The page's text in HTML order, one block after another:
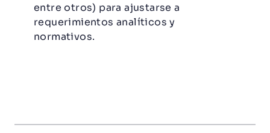
entre otros) para ajustarse a
requerimientos analíticos y
normativos.